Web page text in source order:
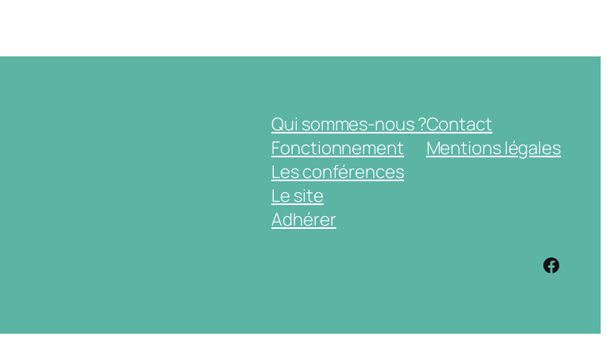
Qui sommes-nous ?
Fonctionnement
Les conférences
Le site
Adhérer
Contact
Mentions légales